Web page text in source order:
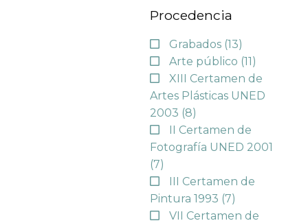
Procedencia
Grabados (13)
Arte público (11)
XIII Certamen de
Artes Plásticas UNED
2003 (8)
II Certamen de
Fotografía UNED 2001
(7)
III Certamen de
Pintura 1993 (7)
VII Certamen de